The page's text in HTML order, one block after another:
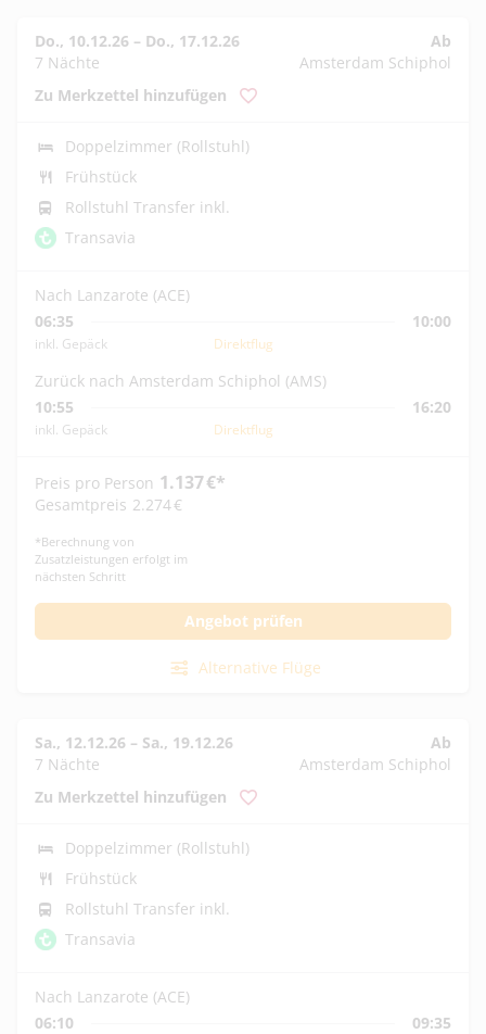
Do., 10.12.26 – Do., 17.12.26
7 Nächte
Ab
Amsterdam Schiphol
Zu Merkzettel hinzufügen
Doppelzimmer (Rollstuhl)
Frühstück
Rollstuhl Transfer inkl.
Transavia
Nach Lanzarote (ACE)
06:35
10:00
inkl. Gepäck Direktflug
Zurück nach Amsterdam Schiphol (AMS)
10:55
16:20
inkl. Gepäck Direktflug
Preis pro Person 1.137€*
Gesamtpreis 2.274€
*Berechnung von
Zusatzleistungen erfolgt im
nächsten Schritt
Angebot prüfen
Alternative Flüge
Sa., 12.12.26 – Sa., 19.12.26
7 Nächte
Ab
Amsterdam Schiphol
Zu Merkzettel hinzufügen
Doppelzimmer (Rollstuhl)
Frühstück
Rollstuhl Transfer inkl.
Transavia
Nach Lanzarote (ACE)
06:10
09:35